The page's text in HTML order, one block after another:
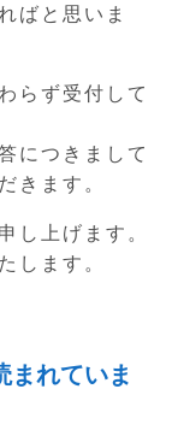
ばと思いま
らず受付して
につきまして
きます。
し上げます。
します。
まれていま